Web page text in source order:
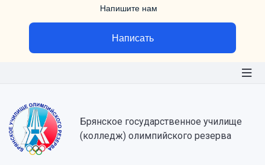
Напишите нам
Написать
Брянское государственное училище
(колледж) олимпийского резерва